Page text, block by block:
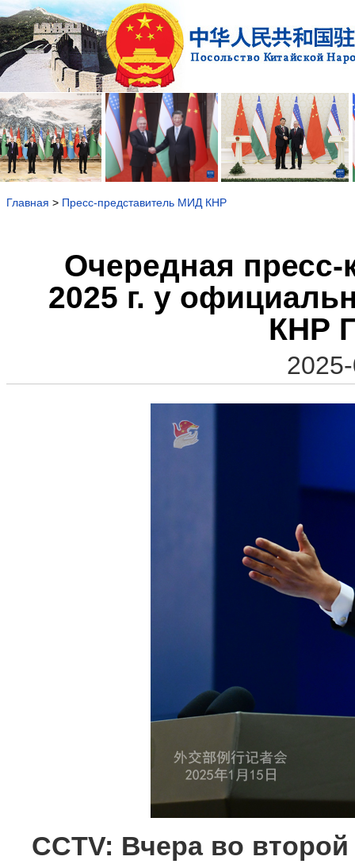
Главная > Пресс-представитель МИД КНР
Очередная
2025 г. у
КНР
CCTV: Вчера во